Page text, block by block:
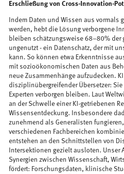
Erschließung von Cross-Innovation-
Indem Daten und Wissen aus vormals
werden, hebt die Lösung verborgene
bleiben schätzungsweise 68–80% der
ungenutzt​ - ein Datenschatz, der mit
kann. So können etwa Erkenntnisse
mit sozioökonomischen Daten aus
neue Zusammenhänge aufzudecken.
disziplinübergreifender Übersetzer:
Experten verborgen bleiben. Laut
an der Schwelle einer KI-getriebenen
Wissensentdeckung​. Insbesondere
zunehmend als Generalisten
verschiedenen Fachbereichen
entstehen an den Schnittstellen von
Intersektionen gezielt ausloten​. Unser
Synergien zwischen Wissenschaft,
fördert: Forschungsdaten, klinische